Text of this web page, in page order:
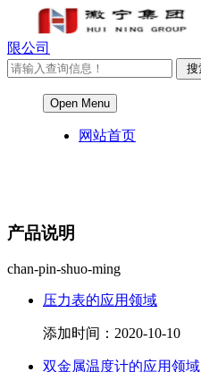
限公司
Open Menu
网站首页
产品说明
chan-pin-shuo-ming
压力表的应用领域
添加时间：2020-10-10
双金属温度计的应用领域